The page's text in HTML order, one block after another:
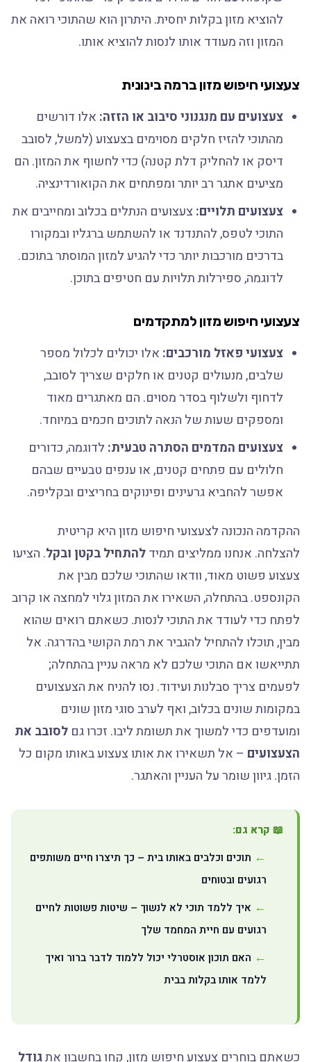
להוציא מזון בקלות יחסית. היתרון הוא שהתוכי רואה את
המזון וזה מעודד אותו לנסות להוציא אותו.
צעצועי חיפוש מזון ברמה בינונית
צעצועים עם מנגנוני סיבוב או הזזה:אלו דורשים
מהתוכי להזיז חלקים מסוימים בצעצוע (למשל, לסובב
דיסק או להחליק דלת קטנה) כדי לחשוף את המזון. הם
מציעים אתגר רב יותר ומפתחים את הקואורדינציה.
צעצועים תלויים:צעצועים הנתלים בכלוב ומחייבים את
התוכי לטפס, להתנדנד או להשתמש ברגליו ובמקורו
בדרכים מורכבות יותר כדי להגיע למזון המוסתר בתוכם.
לדוגמה, ספירלות תלויות עם חטיפים בתוכן.
צעצועי חיפוש מזון למתקדמים
צעצועי פאזל מורכבים:אלו יכולים לכלול מספר
שלבים, מנעולים קטנים או חלקים שצריך לסובב,
לדחוף ולשלוף בסדר מסוים. הם מאתגרים מאוד
ומספקים שעות של הנאה לתוכים חכמים במיוחד.
צעצועים המדמים הסתרה טבעית:לדוגמה, כדורים
חלולים עם פתחים קטנים, או ענפים טבעיים שבהם
אפשר להחביא גרעינים ופינוקים בחריצים ובקליפה.
ההקדמה הנכונה לצעצועי חיפוש מזון היא קריטית
להצלחה. אנחנו ממליצים תמידלהתחיל בקטן ובקל. הציעו
צעצוע פשוט מאוד, וודאו שהתוכי שלכם מבין את
הקונספט. בהתחלה, השאירו את המזון גלוי למחצה או קרוב
לפתח כדי לעודד את התוכי לנסות. כשאתם רואים שהוא
מבין, תוכלו להתחיל להגביר את רמת הקושי בהדרגה. אל
תתייאשו אם התוכי שלכם לא מראה עניין בהתחלה;
לפעמים צריך סבלנות ועידוד. נסו להניח את הצעצועים
במקומות שונים בכלוב, ואף לערב סוגי מזון שונים
ומועדפים כדי למשוך את תשומת ליבו. זכרו גםלסובב את
הצעצועים– אל תשאירו את אותו צעצוע באותו מקום כל
הזמן. גיוון שומר על העניין והאתגר.
📖 קרא גם:
תוכים וכלבים באותו בית – כך תיצרו חיים משותפים
רגועים ובטוחים
איך ללמד תוכי לא לנשוך – שיטות פשוטות לחיים
רגועים עם חיית המחמד שלך
האם תוכון אוסטרלי יכול ללמוד לדבר ברור ואיך
ללמד אותו בקלות בבית
כשאתם בוחרים צעצוע חיפוש מזון, קחו בחשבון אתגודל